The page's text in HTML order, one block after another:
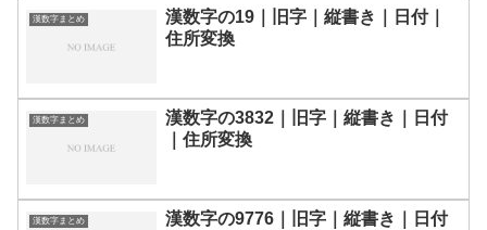
漢数字まとめ
漢数字の19｜旧字｜縦書き｜日付｜
住所変換
漢数字まとめ
漢数字の3832｜旧字｜縦書き｜日付
｜住所変換
漢数字まとめ
漢数字の9776｜旧字｜縦書き｜日付